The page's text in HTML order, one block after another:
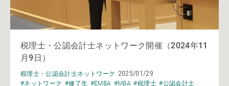
税理士・公認会計士ネットワーク開催（2024年11
月9日）
税理士・公認会計士ネットワーク 2025/01/29
#ネットワーク #修了生 #EMBA #MBA #税理士 #公認会計士